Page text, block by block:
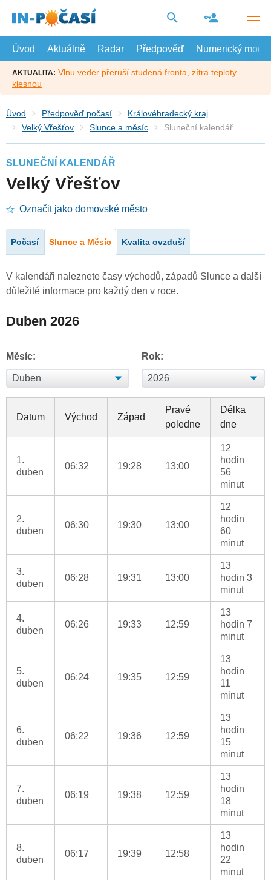
hlavní
Úvod
Aktuálně Radar Předpověď Numerický model
AKTUALITA: Vlnu veder přeruší studená fronta, zítra teploty
klesnou
Úvod Předpověď počasí
Královéhradecký kraj
Velký Vřešťov
Slunce a měsíc Sluneční kalendář
SLUNEČNÍ KALENDÁŘ
Velký Vřešťov
Označit jako domovské město
Počasí Slunce a Měsíc Kvalita ovzduší
V kalendáři naleznete časy východů, západů Slunce a další
důležité informace pro každý den v roce.
Duben 2026
Měsíc: Rok:
Datum Východ Západ
Pravé
poledne
Délka
dne
1.
duben
06:32 19:28 13:00
12
hodin
56
minut
2.
duben
06:30 19:30 13:00
12
hodin
60
minut
3.
duben
06:28 19:31 13:00
13
hodin 3
minut
4.
duben
06:26 19:33 12:59
13
hodin 7
minut
5.
duben
06:24 19:35 12:59
13
hodin
11
minut
6.
duben
06:22 19:36 12:59
13
hodin
15
minut
7.
duben
06:19 19:38 12:59
13
hodin
18
minut
8.
duben
06:17 19:39 12:58
13
hodin
22
minut